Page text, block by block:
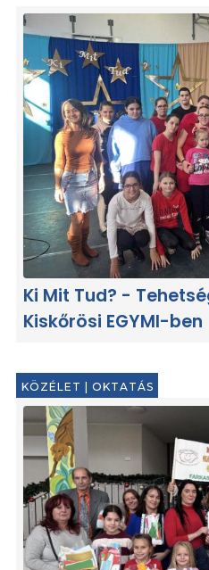
Ki Mit Tud? -
Kiskőrösi EGYMI-ben
KÖZÉLET OKTATÁS